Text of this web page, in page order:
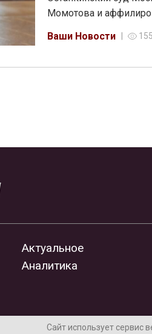
Момотова и
Ваши Новости
Актуальное
Аналитика
Сайт использует сервис